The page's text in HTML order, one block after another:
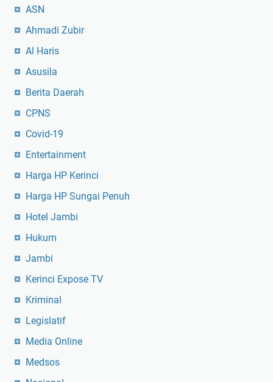
ASN
Ahmadi Zubir
Al Haris
Asusila
Berita Daerah
CPNS
Covid-19
Entertainment
Harga HP Kerinci
Harga HP Sungai Penuh
Hotel Jambi
Hukum
Jambi
Kerinci Expose TV
Kriminal
Legislatif
Media Online
Medsos